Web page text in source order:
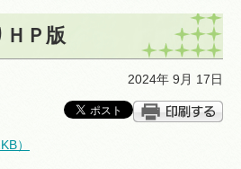
ージ
ＨＰ版
2024年 9月 17日
）